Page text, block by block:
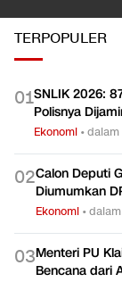
TERPOPULER
01SNLIK 2026:
Polisnya
Ekonomi •dalam
02Calon Deputi
Diumumkan
Ekonomi •
03Menteri PU
Bencana dari